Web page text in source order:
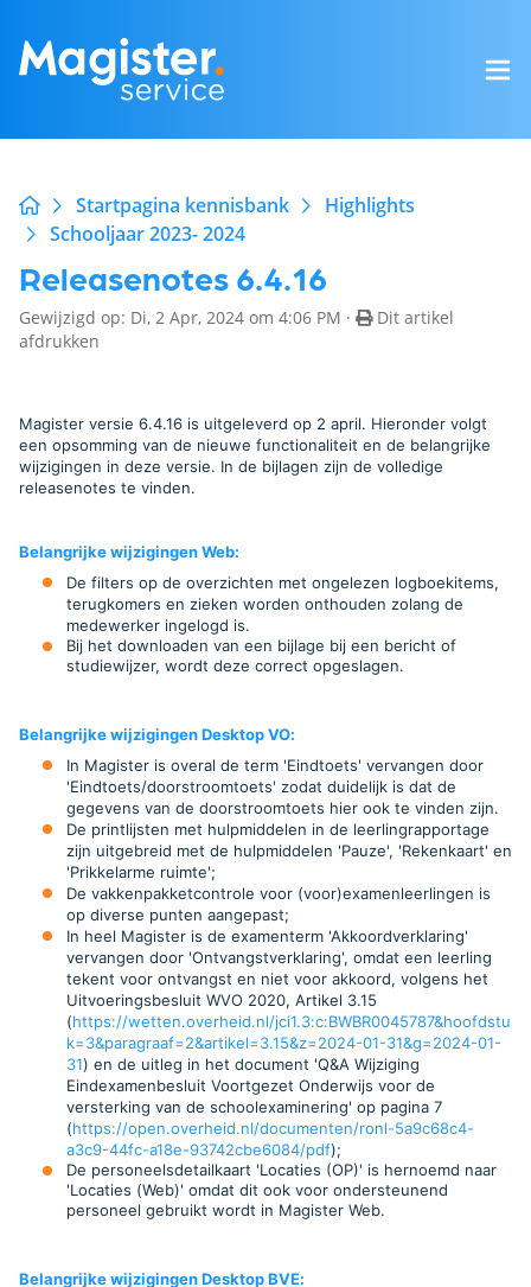
Startpagina kennisbank
Highlights
Schooljaar 2023- 2024
Releasenotes 6.4.16
Gewijzigd op: Di, 2 Apr, 2024 om 4:06 PM ·
Dit artikel
afdrukken
Magister versie 6.4.16 is uitgeleverd op 2 april. Hieronder volgt
een opsomming van de nieuwe functionaliteit en de belangrijke
wijzigingen in deze versie. In de bijlagen zijn de volledige
releasenotes te vinden.
Belangrijke wijzigingen Web:
De filters op de overzichten met ongelezen logboekitems,
terugkomers en zieken worden onthouden zolang de
medewerker ingelogd is.
Bij het downloaden van een bijlage bij een bericht of
studiewijzer, wordt deze correct opgeslagen.
Belangrijke wijzigingen Desktop VO:
In Magister is overal de term 'Eindtoets' vervangen door
'Eindtoets/doorstroomtoets' zodat duidelijk is dat de
gegevens van de doorstroomtoets hier ook te vinden zijn.
De printlijsten met hulpmiddelen in de leerlingrapportage
zijn uitgebreid met de hulpmiddelen 'Pauze', 'Rekenkaart' en
'Prikkelarme ruimte';
De vakkenpakketcontrole voor (voor)examenleerlingen is
op diverse punten aangepast;
In heel Magister is de examenterm 'Akkoordverklaring'
vervangen door 'Ontvangstverklaring', omdat een leerling
tekent voor ontvangst en niet voor akkoord, volgens het
Uitvoeringsbesluit WVO 2020, Artikel 3.15
(https://wetten.overheid.nl/jci1.3:c:BWBR0045787&hoofdstu
k=3&paragraaf=2&artikel=3.15&z=2024-01-31&g=2024-01-
31) en de uitleg in het document 'Q&A Wijziging
Eindexamenbesluit Voortgezet Onderwijs voor de
versterking van de schoolexaminering' op pagina 7
(https://open.overheid.nl/documenten/ronl-5a9c68c4-
a3c9-44fc-a18e-93742cbe6084/pdf);
De personeelsdetailkaart 'Locaties (OP)' is hernoemd naar
'Locaties (Web)' omdat dit ook voor ondersteunend
personeel gebruikt wordt in Magister Web.
Belangrijke wijzigingen Desktop BVE: